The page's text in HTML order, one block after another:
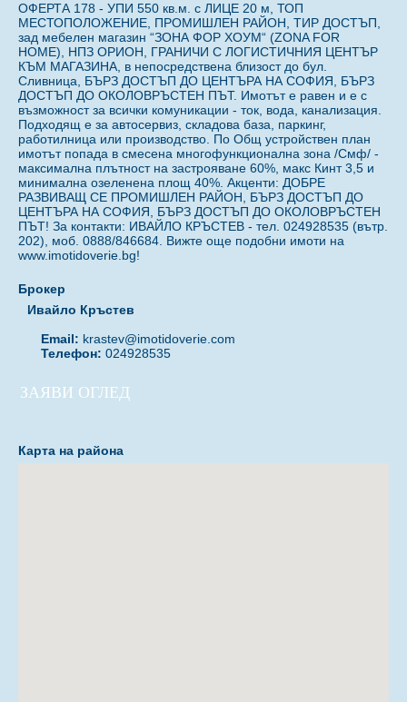
ОФЕРТА 178 - УПИ 550 кв.м. с ЛИЦЕ 20 м, ТОП
МЕСТОПОЛОЖЕНИЕ, ПРОМИШЛЕН РАЙОН, ТИР ДОСТЪП,
зад мебелен магазин “ЗОНА ФОР ХОУМ“ (ZONA FOR
HOME), НПЗ ОРИОН, ГРАНИЧИ С ЛОГИСТИЧНИЯ ЦЕНТЪР
КЪМ МАГАЗИНА, в непосредствена близост до бул.
Сливница, БЪРЗ ДОСТЪП ДО ЦЕНТЪРА НА СОФИЯ, БЪРЗ
ДОСТЪП ДО ОКОЛОВРЪСТЕН ПЪТ. Имотът е равен и е с
възможност за всички комуникации - ток, вода, канализация.
Подходящ е за автосервиз, складова база, паркинг,
работилница или производство. По Общ устройствен план
имотът попада в смесена многофункционална зона /Смф/ -
максимална плътност на застрояване 60%, макс Кинт 3,5 и
минимална озеленена площ 40%. Акценти: ДОБРЕ
РАЗВИВАЩ СЕ ПРОМИШЛЕН РАЙОН, БЪРЗ ДОСТЪП ДО
ЦЕНТЪРА НА СОФИЯ, БЪРЗ ДОСТЪП ДО ОКОЛОВРЪСТЕН
ПЪТ! За контакти: ИВАЙЛО КРЪСТЕВ - тел. 024928535 (вътр.
202), моб. 0888/846684. Вижте още подобни имоти на
www.imotidoverie.bg!
Брокер
Ивайло Кръстев
Email: krastev@imotidoverie.com
Телефон: 024928535
ЗАЯВИ ОГЛЕД
Карта на района